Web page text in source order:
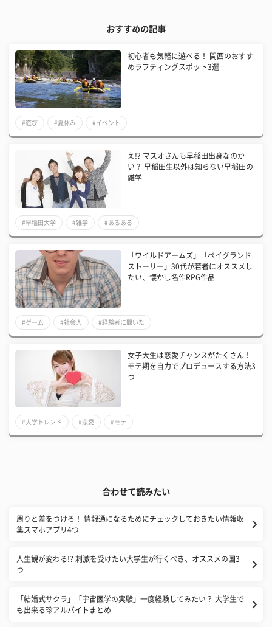
おすすめの記事
初心者も気軽に遊べる！ 関西のおすす
めラフティングスポット3選
#遊び #夏休み #イベント
え!? マスオさんも早稲田出身なのか
い？ 早稲田生以外は知らない早稲田の
雑学
#早稲田大学 #雑学 #あるある
「ワイルドアームズ」「ペイグランド
ストーリー」30代が若者にオススメし
たい、懐かし名作RPG作品
#ゲーム #社会人 #経験者に聞いた
女子大生は恋愛チャンスがたくさん！
モテ期を自力でプロデュースする方法3
つ
#大学トレンド #恋愛 #モテ
合わせて読みたい
周りと差をつけろ！ 情報通になるためにチェックしておきたい情報収
集スマホアプリ4つ
人生観が変わる!? 刺激を受けたい大学生が行くべき、オススメの国3
つ
「結婚式サクラ」「宇宙医学の実験」一度経験してみたい？ 大学生で
も出来る珍アルバイトまとめ